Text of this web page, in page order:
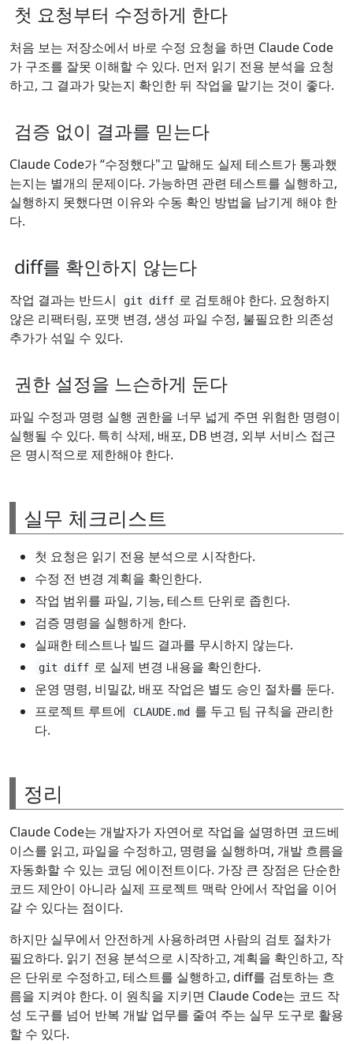
첫 요청부터 수정하게 한다
처음 보는 저장소에서 바로 수정 요청을 하면 Claude Code
가 구조를 잘못 이해할 수 있다. 먼저 읽기 전용 분석을 요청
하고, 그 결과가 맞는지 확인한 뒤 작업을 맡기는 것이 좋다.
검증 없이 결과를 믿는다
Claude Code가 “수정했다"고 말해도 실제 테스트가 통과했
는지는 별개의 문제이다. 가능하면 관련 테스트를 실행하고,
실행하지 못했다면 이유와 수동 확인 방법을 남기게 해야 한
다.
diff를 확인하지 않는다
작업 결과는 반드시 git diff 로 검토해야 한다. 요청하지
않은 리팩터링, 포맷 변경, 생성 파일 수정, 불필요한 의존성
추가가 섞일 수 있다.
권한 설정을 느슨하게 둔다
파일 수정과 명령 실행 권한을 너무 넓게 주면 위험한 명령이
실행될 수 있다. 특히 삭제, 배포, DB 변경, 외부 서비스 접근
은 명시적으로 제한해야 한다.
실무 체크리스트
첫 요청은 읽기 전용 분석으로 시작한다.
수정 전 변경 계획을 확인한다.
작업 범위를 파일, 기능, 테스트 단위로 좁힌다.
검증 명령을 실행하게 한다.
실패한 테스트나 빌드 결과를 무시하지 않는다.
git diff 로 실제 변경 내용을 확인한다.
운영 명령, 비밀값, 배포 작업은 별도 승인 절차를 둔다.
프로젝트 루트에
CLAUDE.md 를 두고 팀 규칙을 관리한
다.
정리
Claude Code는 개발자가 자연어로 작업을 설명하면 코드베
이스를 읽고, 파일을 수정하고, 명령을 실행하며, 개발 흐름을
자동화할 수 있는 코딩 에이전트이다. 가장 큰 장점은 단순한
코드 제안이 아니라 실제 프로젝트 맥락 안에서 작업을 이어
갈 수 있다는 점이다.
하지만 실무에서 안전하게 사용하려면 사람의 검토 절차가
필요하다. 읽기 전용 분석으로 시작하고, 계획을 확인하고, 작
은 단위로 수정하고, 테스트를 실행하고, diff를 검토하는 흐
름을 지켜야 한다. 이 원칙을 지키면 Claude Code는 코드 작
성 도구를 넘어 반복 개발 업무를 줄여 주는 실무 도구로 활용
할 수 있다.